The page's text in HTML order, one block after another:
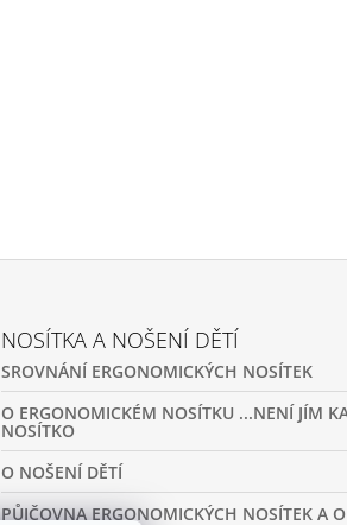
NOSÍTKA A NOŠENÍ DĚTÍ
SROVNÁNÍ ERGONOMICKÝCH NOSÍTEK
O ERGONOMICKÉM NOSÍTKU ...NENÍ JÍM
NOSÍTKO
O NOŠENÍ DĚTÍ
PŮJČOVNA ERGONOMICKÝCH NOSÍTEK A